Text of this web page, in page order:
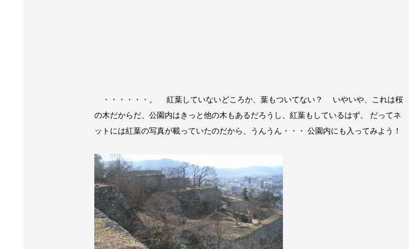
・・・・・・。 紅葉していないどころか、葉もついてない？ いやいや、これは桜
の木だからだ、公園内はきっと他の木もあるだろうし、紅葉もしているはず。 だってネ
ットには紅葉の写真が載っていたのだから、うんうん・・・ 公園内にも入ってみよう！